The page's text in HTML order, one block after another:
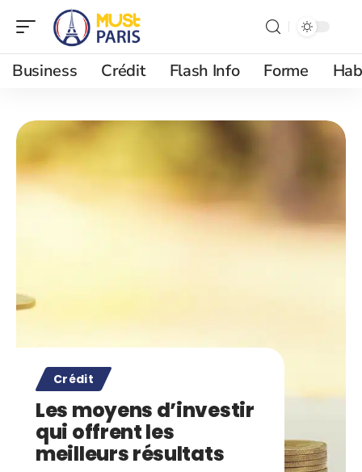
Business Crédit Flash Info Forme
Crédit
Les moyens d’investir
qui offrent les
meilleurs résultats